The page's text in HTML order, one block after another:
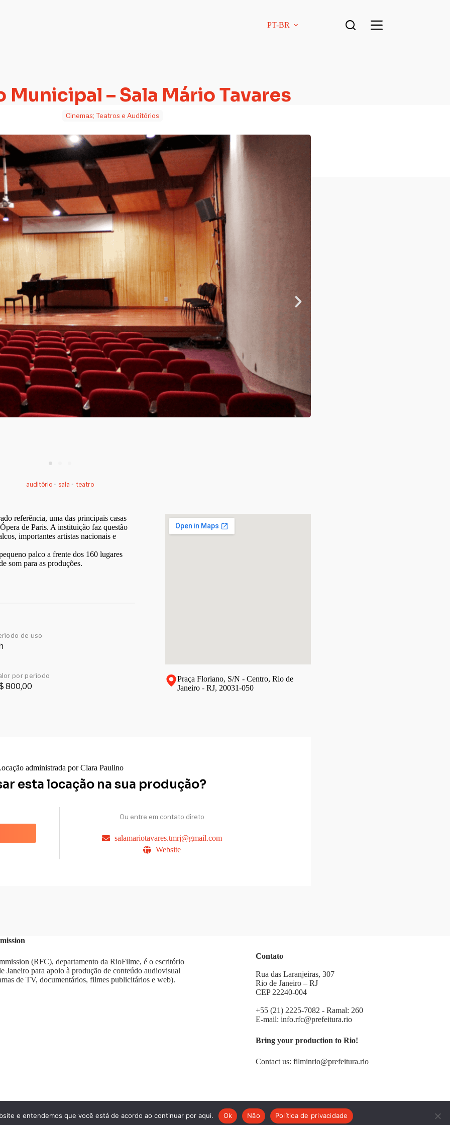
PT-BR
Municipal – Sala Mário Tavares
Cinemas; Teatros e Auditórios
auditório• sala • teatro
referência, uma das principais casas
de Paris. A instituição faz questão
importantes artistas nacionais e
palco a frente dos 160 lugares
som para as produções.
de uso
por período
800,00
Praça Floriano, S/N - Centro, Rio de
Janeiro - RJ, 20031-050
administrada por Clara Paulino
esta locação na sua produção?
Ou entre em contato direto
salamariotavares.tmrj@gmail.com
Website
(RFC), departamento da RioFilme, é o escritório
Janeiro para apoio à produção de conteúdo audiovisual
de TV, documentários, filmes publicitários e web).
Contato
Rua das Laranjeiras, 307
Rio de Janeiro – RJ
CEP 22240-004
+55 (21) 2225-7082 - Ramal: 260
E-mail:info.rfc@prefeitura.rio
Bring your production to Rio!
Contact us:filminrio@prefeitura.rio
e entendemos que você está de acordo ao continuar por aqui. Ok Não Política de privacidade